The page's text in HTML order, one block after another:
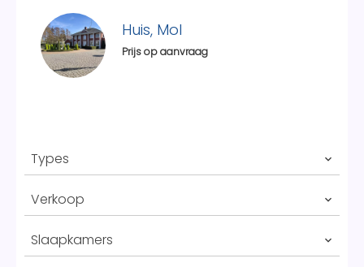
Huis, Mol
Prijs op aanvraag
Types
Verkoop
Slaapkamers